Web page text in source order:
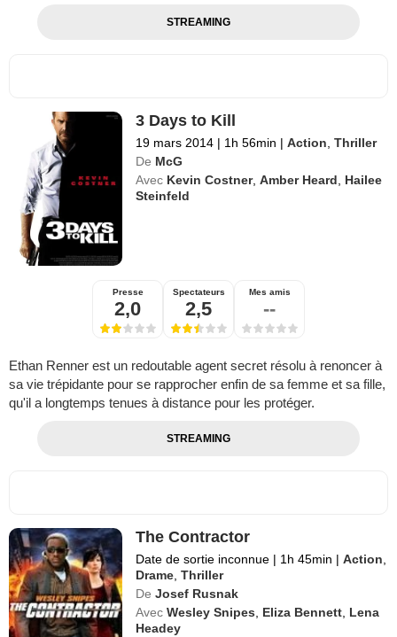
STREAMING
3 Days to Kill
19 mars 2014 | 1h 56min | Action,Thriller
De McG
Avec Kevin Costner,Amber Heard, Hailee
Steinfeld
Presse
2,0
Spectateurs
2,5
Mes amis
--
Ethan Renner est un redoutable agent secret résolu à renoncer à
sa vie trépidante pour se rapprocher enfin de sa femme et sa fille,
qu'il a longtemps tenues à distance pour les protéger.
STREAMING
The Contractor
Date de sortie inconnue | 1h 45min | Action,
Drame,Thriller
De Josef Rusnak
Avec Wesley Snipes, Eliza Bennett, Lena
Headey